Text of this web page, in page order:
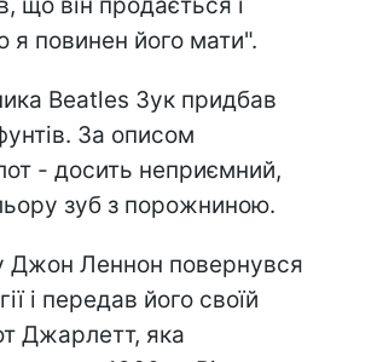
я повинен його мати".
Beatles Зук придбав
За описом
- досить неприємний,
зуб з порожниною.
Джон Леннон повернувся
і передав його своїй
Джарлетт, яка